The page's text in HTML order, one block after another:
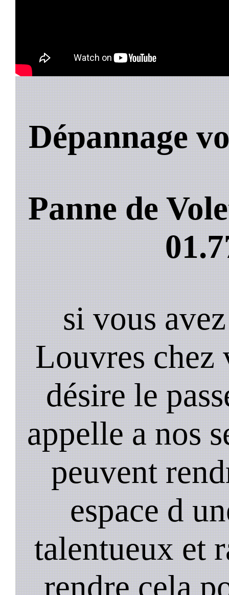
Dépannage
Panne de
si vous
Louvres chez
désire le
appelle a nos
peuvent
espace d
talentueux et
rendre cela